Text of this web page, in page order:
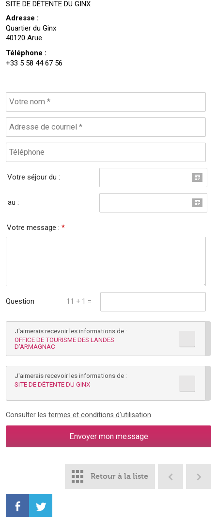
SITE DE DÉTENTE DU GINX
Adresse :
Quartier du Ginx
40120 Arue
Téléphone :
+33 5 58 44 67 56
Votre séjour du :
au :
Votre message :*
Question
mathématique :
11 + 1 =
J'aimerais recevoir les informations de :
OFFICE DE TOURISME DES LANDES
D'ARMAGNAC
J'aimerais recevoir les informations de :
SITE DE DÉTENTE DU GINX
Consulter les termes et conditions d'utilisation
Retour à la liste